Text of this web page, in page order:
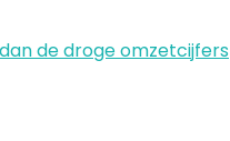
de droge omzetcijfers